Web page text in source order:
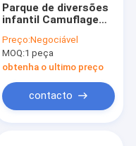
Parque de diversões
infantil Camuflagem
escorregas infláveis
Preço:Negociável
MOQ:1 peça
obtenha o ultimo preço
contacto